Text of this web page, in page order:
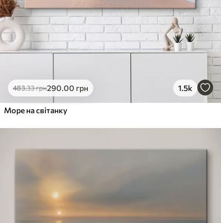
483.33грн290.00 грн 1.5k
Море на світанку